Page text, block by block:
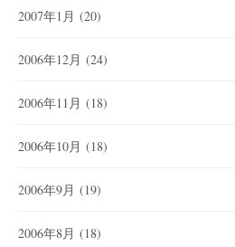
2007年1月 (20)
2006年12月 (24)
2006年11月 (18)
2006年10月 (18)
2006年9月 (19)
2006年8月 (18)